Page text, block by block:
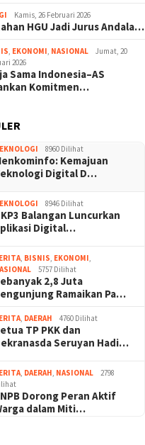
Kamis, 26 Februari 2026
HGU Jadi Jurus Andala…
, EKONOMI, NASIONAL
Jumat, 20
2026
Sama Indonesia–AS
Komitmen…
8960 Dilihat
Kemajuan
Digital D…
8946 Dilihat
Balangan Luncurkan
Digital…
, BISNIS, EKONOMI,
5757 Dilihat
2,8 Juta
Ramaikan Pa…
, DAERAH 4760 Dilihat
TP PKK dan
Seruyan Hadi…
, DAERAH, NASIONAL
2798
Dorong Peran Aktif
dalam Miti…